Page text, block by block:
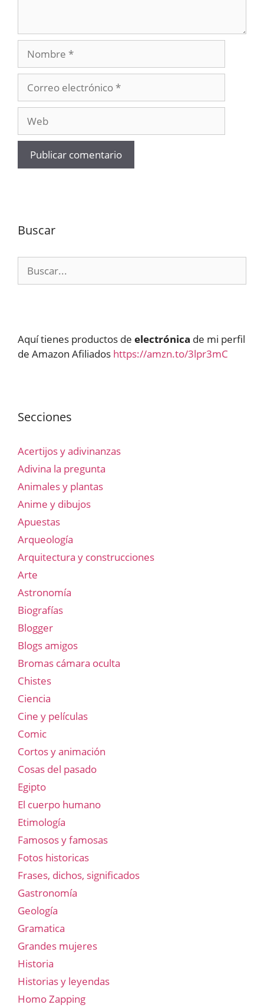
electrónico
Buscar
Aquí tienes productos de electrónica de mi perfil
de Amazon Afiliados https://amzn.to/3lpr3mC
Secciones
Acertijos y adivinanzas
Adivina la pregunta
Animales y plantas
Anime y dibujos
Apuestas
Arqueología
Arquitectura y construcciones
Arte
Astronomía
Biografías
Blogger
Blogs amigos
Bromas cámara oculta
Chistes
Ciencia
Cine y películas
Comic
Cortos y animación
Cosas del pasado
Egipto
El cuerpo humano
Etimología
Famosos y famosas
Fotos historicas
Frases, dichos, significados
Gastronomía
Geología
Gramatica
Grandes mujeres
Historia
Historias y leyendas
Homo Zapping